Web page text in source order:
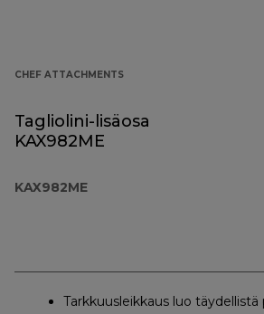
CHEF ATTACHMENTS
Tagliolini-lisäosa
KAX982ME
KAX982ME
Tarkkuusleikkaus luo täydellistä